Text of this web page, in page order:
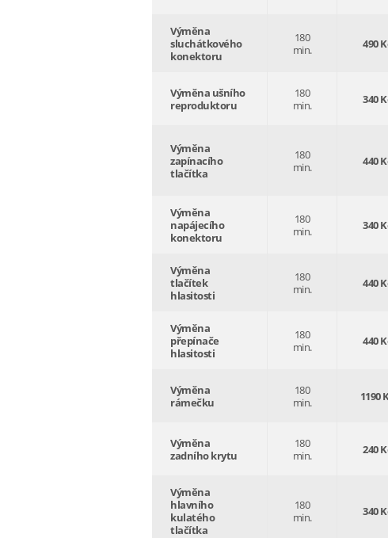
Výměna
sluchátkového
konektoru
180
min.
490
Výměna ušního
reproduktoru
180
min.
340
Výměna
zapínacího
tlačítka
180
min.
440
Výměna
napájecího
konektoru
180
min.
340
Výměna
tlačítek
hlasitosti
180
min.
440
Výměna
přepínače
hlasitosti
180
min.
440
Výměna
rámečku
180
min.
1190
Výměna
zadního krytu
180
min.
240
Výměna
hlavního
kulatého
tlačítka
180
min.
340